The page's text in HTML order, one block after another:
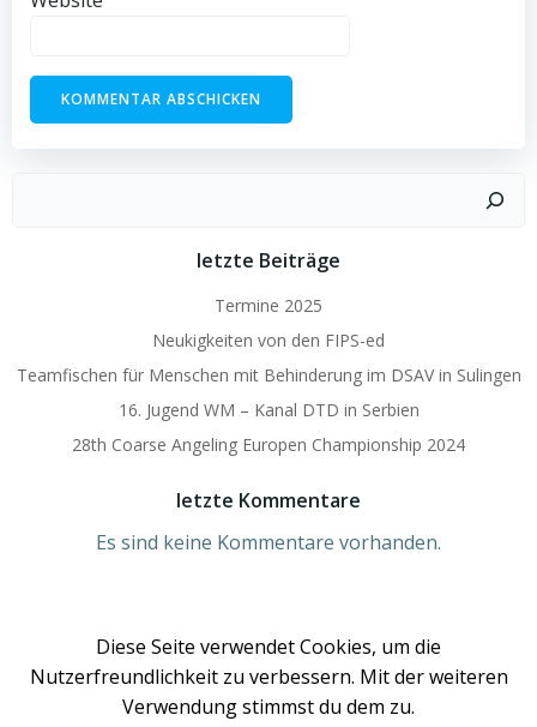
letzte Beiträge
Termine 2025
Neukigkeiten von den FIPS-ed
Teamfischen für Menschen mit Behinderung im DSAV in Sulingen
16. Jugend WM – Kanal DTD in Serbien
28th Coarse Angeling Europen Championship 2024
letzte Kommentare
Es sind keine Kommentare vorhanden.
Diese Seite verwendet Cookies, um die
Nutzerfreundlichkeit zu verbessern. Mit der weiteren
Verwendung stimmst du dem zu.